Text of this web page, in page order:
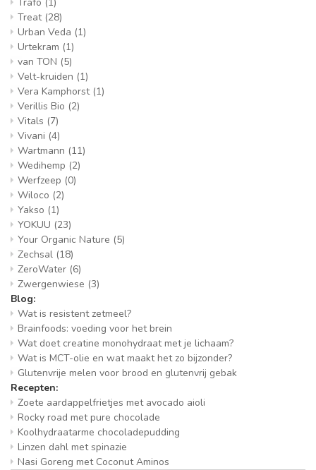
Treat (28)
Urban Veda (1)
Urtekram (1)
van TON (5)
Velt-kruiden (1)
Vera Kamphorst (1)
Verillis Bio (2)
Vitals (7)
Vivani (4)
Wartmann (11)
Wedihemp (2)
Werfzeep (0)
Wiloco (2)
Yakso (1)
YOKUU (23)
Your Organic Nature (5)
Zechsal (18)
ZeroWater (6)
Zwergenwiese (3)
Blog:
Wat is resistent zetmeel?
Brainfoods: voeding voor het brein
Wat doet creatine monohydraat met je lichaam?
Wat is MCT-olie en wat maakt het zo bijzonder?
Glutenvrije melen voor brood en glutenvrij gebak
Recepten:
Zoete aardappelfrietjes met avocado aioli
Rocky road met pure chocolade
Koolhydraatarme chocoladepudding
Linzen dahl met spinazie
Nasi Goreng met Coconut Aminos